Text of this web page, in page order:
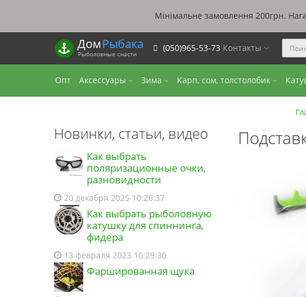
Мінімальне замовлення 200грн.
ДомРыбака
Рыболовные снасти
(050)965-53-73 Контакты
Опт Аксессуары Зима Карп, сом, толстолобик
Новинки, статьи, видео
Как выбрать
поляризационные очки,
разновидности
20 декабря 2025 10:26:37
Как выбрать рыболовную
катушку для спиннинга,
фидера
13 февраля 2023 10:29:30
Фаршированная щука